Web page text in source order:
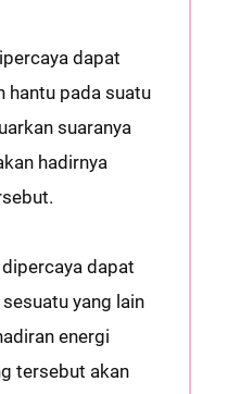
dapat
hantu pada suatu
suaranya
hadirnya
dapat
yang lain
energi
tersebut akan